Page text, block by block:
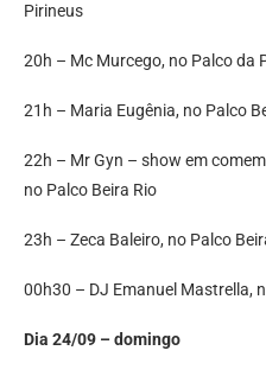
Pirineus
20h – Mc Murcego, no Palco da
21h – Maria Eugênia, no Palco
22h – Mr Gyn – show em
no Palco Beira Rio
23h – Zeca Baleiro, no Palco
00h30 – DJ Emanuel Mastrella,
Dia 24/09 – domingo